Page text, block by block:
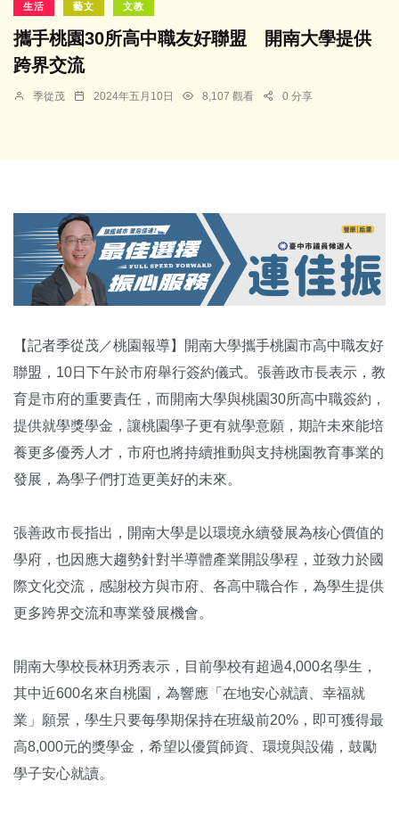
生活 藝文 文教
攜手桃園30所高中職友好聯盟 開南大學提供
跨界交流
季從茂 2024年五月10日 8,107 觀看 0 分享
【記者季從茂／桃園報導】開南大學攜手桃園市高中職友好
聯盟，10日下午於市府舉行簽約儀式。張善政市長表示，教
育是市府的重要責任，而開南大學與桃園30所高中職簽約，
提供就學獎學金，讓桃園學子更有就學意願，期許未來能培
養更多優秀人才，市府也將持續推動與支持桃園教育事業的
發展，為學子們打造更美好的未來。
張善政市長指出，開南大學是以環境永續發展為核心價值的
學府，也因應大趨勢針對半導體產業開設學程，並致力於國
際文化交流，感謝校方與市府、各高中職合作，為學生提供
更多跨界交流和專業發展機會。
開南大學校長林玥秀表示，目前學校有超過4,000名學生，
其中近600名來自桃園，為響應「在地安心就讀、幸福就
業」願景，學生只要每學期保持在班級前20%，即可獲得最
高8,000元的獎學金，希望以優質師資、環境與設備，鼓勵
學子安心就讀。